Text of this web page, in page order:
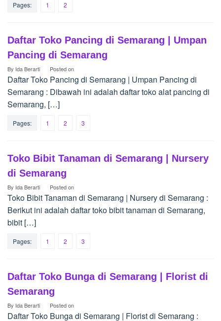
Pages: 1 2
Daftar Toko Pancing di Semarang | Umpan
Pancing di Semarang
By Ida Berarti Posted on
Daftar Toko Pancing di Semarang | Umpan Pancing di
Semarang : Dibawah ini adalah daftar toko alat pancing di
Semarang, […]
Pages: 1 2 3
Toko Bibit Tanaman di Semarang | Nursery
di Semarang
By Ida Berarti Posted on
Toko Bibit Tanaman di Semarang | Nursery di Semarang :
Berikut ini adalah daftar toko bibit tanaman di Semarang,
bibit […]
Pages: 1 2 3
Daftar Toko Bunga di Semarang | Florist di
Semarang
By Ida Berarti Posted on
Daftar Toko Bunga di Semarang | Florist di Semarang :